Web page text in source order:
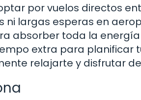
por vuelos directos
ni largas esperas en
absorber toda la
extra para planificar
relajarte y disfrutar